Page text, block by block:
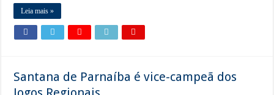
Leia mais »
Santana de Parnaíba é vice-campeã dos